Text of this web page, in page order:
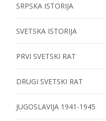
SRPSKA ISTORIJA
SVETSKA ISTORIJA
PRVI SVETSKI RAT
DRUGI SVETSKI RAT
JUGOSLAVIJA 1941-1945